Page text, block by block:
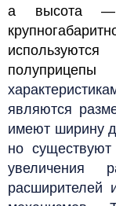
а высота —
используются
являются
имеют ширину
но существуют
увеличения
расширителей